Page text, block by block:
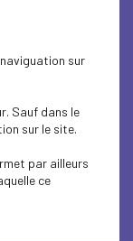
sur
Sauf dans le
sur le site.
par ailleurs
ce